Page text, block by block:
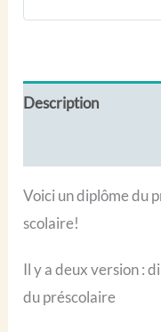
Description
Voici un diplôme du
scolaire!
Il y a deux version :
du préscolaire